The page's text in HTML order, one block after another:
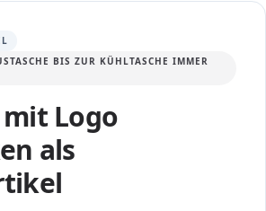
BIS ZUR KÜHLTASCHE IMMER
mit Logo
als